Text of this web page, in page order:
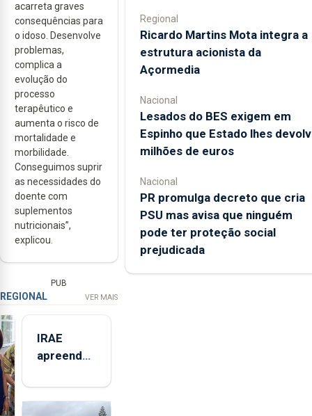
acarreta graves
consequências para
o idoso. Desenvolve
problemas,
complica a
evolução do
processo
terapêutico e
aumenta o risco de
mortalidade e
morbilidade.
Conseguimos suprir
as necessidades do
doente com
suplementos
nutricionais”,
explicou.
PUB
REGIONAL VER MAIS
IRAE
apreendeu
toneladas
de
Regional
Ricardo Martins Mota integra a
estrutura acionista da
Açormedia
Nacional
Lesados do BES exigem em
Espinho que Estado lhes
milhões de euros
Nacional
PR promulga decreto que cria
PSU mas avisa que ninguém
pode ter proteção social
prejudicada